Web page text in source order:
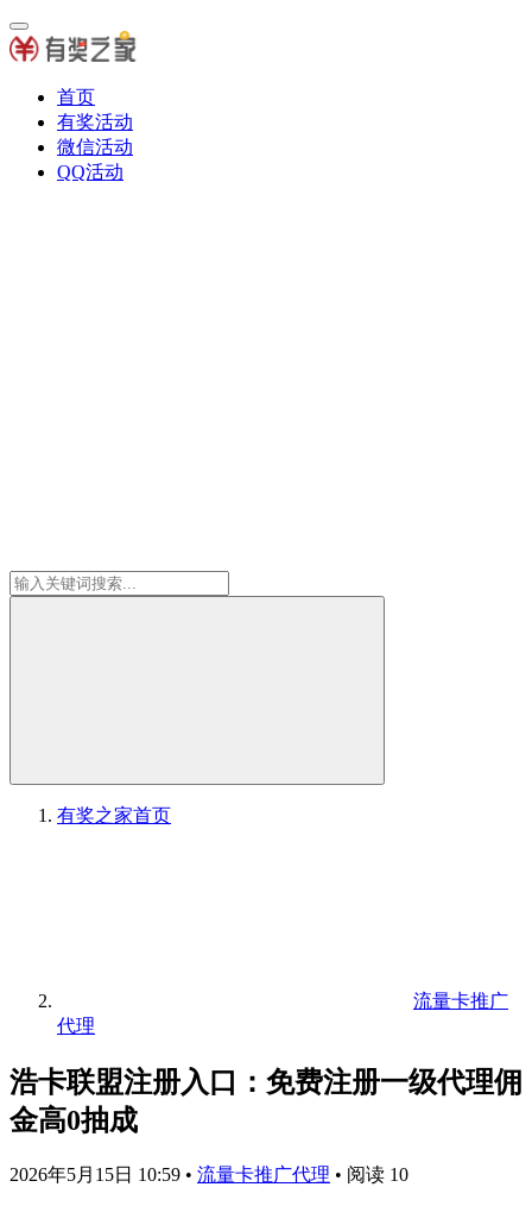
首页
有奖活动
微信活动
QQ活动
有奖之家首页
流量卡推广
代理
浩卡联盟注册入口：免费注册一级代理佣
金高0抽成
2026年5月15日 10:59 • 流量卡推广代理 • 阅读 10